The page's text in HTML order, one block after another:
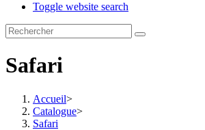
Toggle website search
Safari
Accueil>
Catalogue>
Safari